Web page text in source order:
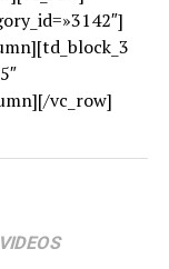
vc_row]
VIDEOS